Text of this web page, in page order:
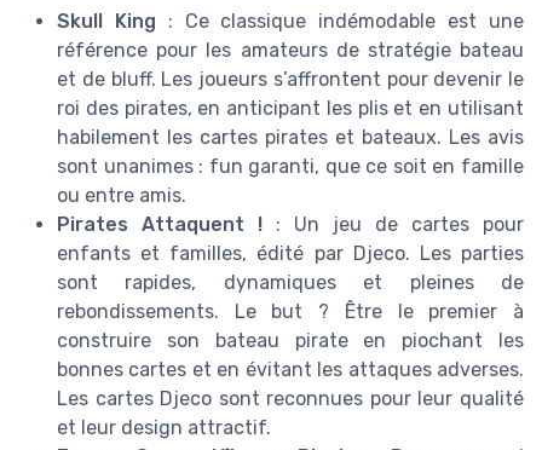
Skull King : Ce classique indémodable est une
référence pour les amateurs de stratégie bateau
et de bluff. Les joueurs s’affrontent pour devenir le
roi des pirates, en anticipant les plis et en utilisant
habilement les cartes pirates et bateaux. Les avis
sont unanimes : fun garanti, que ce soit en famille
ou entre amis.
Pirates Attaquent ! : Un jeu de cartes pour
enfants et familles, édité par Djeco. Les parties
sont rapides, dynamiques et pleines de
rebondissements. Le but ? Être le premier à
construire son bateau pirate en piochant les
bonnes cartes et en évitant les attaques adverses.
Les cartes Djeco sont reconnues pour leur qualité
et leur design attractif.